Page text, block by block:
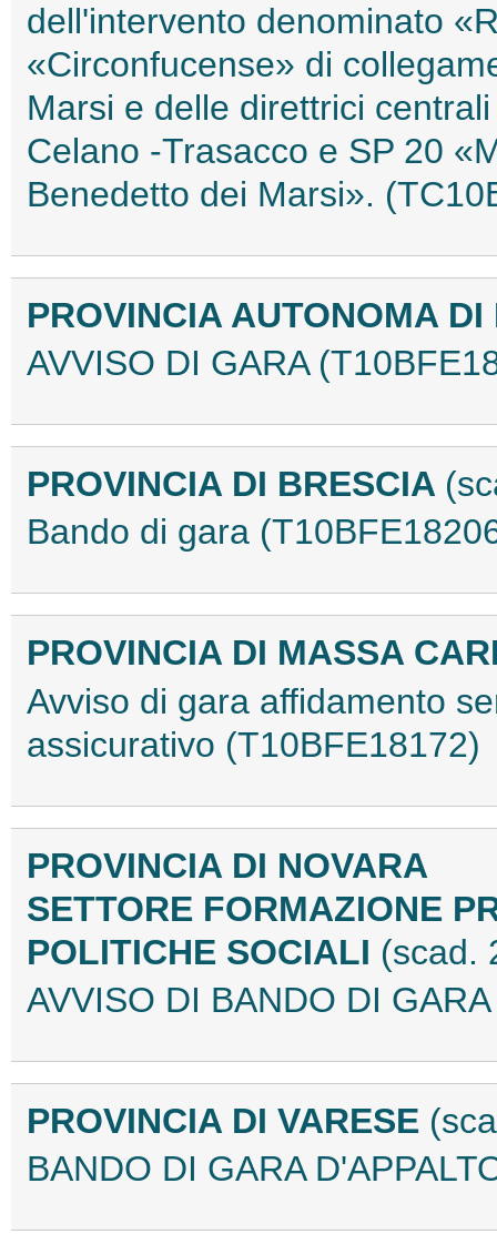
dell'intervento denominato
«Circonfucense» di
Marsi e delle direttrici
Celano -Trasacco e SP 20
Benedetto dei Marsi».
PROVINCIA AUTONOMA
AVVISO DI GARA
PROVINCIA DI BRESCIA
Bando di gara
PROVINCIA DI MASSA
Avviso di gara affidamento
assicurativo (T10BFE18172)
PROVINCIA DI NOVARA
SETTORE FORMAZIONE
POLITICHE SOCIALI (scad.
AVVISO DI BANDO DI
PROVINCIA DI VARESE
BANDO DI GARA